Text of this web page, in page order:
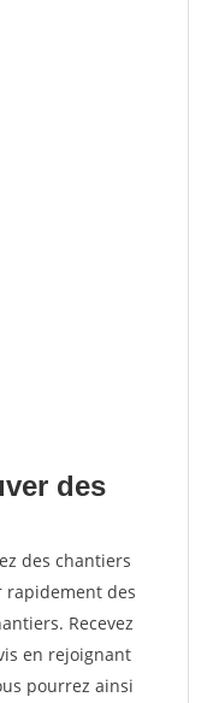
des
des chantiers
rapidement des
Recevez
en rejoignant
pourrez ainsi